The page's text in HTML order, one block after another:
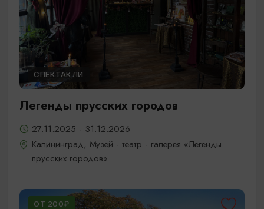
СПЕКТАКЛИ
Легенды прусских городов
27.11.2025 - 31.12.2026
Калининград, Музей - театр - галерея «Легенды
прусских городов»
ОТ 200₽